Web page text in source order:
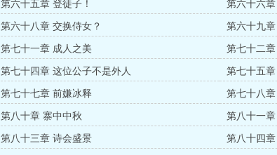
第六十五章 登徒子！ 第六十六
第六十八章 交换侍女？ 第六十九
第七十一章 成人之美 第七十二
第七十四章 这位公子不是外人 第七十五
第七十七章 前嫌冰释 第七十八
第八十章 寨中中秋 第八十一
第八十三章 诗会盛景 第八十四